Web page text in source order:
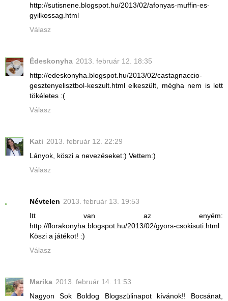
http://sutisnene.blogspot.hu/2013/02/afonyas-muffin-es-
gyilkossag.html
Válasz
Édeskonyha 2013. február 12. 18:35
http://edeskonyha.blogspot.hu/2013/02/castagnaccio-
gesztenyelisztbol-keszult.html elkeszült, mégha nem is lett
tökéletes :(
Válasz
Kati 2013. február 12. 22:29
Lányok, köszi a nevezéseket:) Vettem:)
Válasz
Névtelen 2013. február 13. 19:53
Itt van az enyém:
http://florakonyha.blogspot.hu/2013/02/gyors-csokisuti.html
Köszi a játékot! :)
Válasz
Marika 2013. február 14. 11:53
Nagyon Sok Boldog Blogszülinapot kívánok!! Bocsánat,